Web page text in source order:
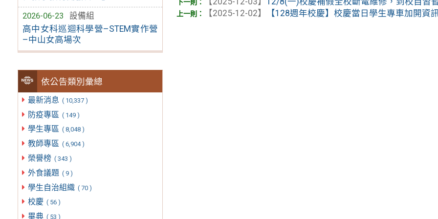
2026-06-23
設備組
高中女科巡迴科學營–STEM實作營
–中山女高場次
依公告類別彙總
最新消息 ( 10,337 )
防疫專區 ( 149 )
學生專區 ( 8,048 )
教師專區 ( 6,904 )
榮譽榜 ( 343 )
外食議題 ( 9 )
學生自治組織 ( 70 )
校慶 ( 56 )
畢典 ( 53 )
【2025-12-02】
【128週年校慶】校慶當日學生專車加開資